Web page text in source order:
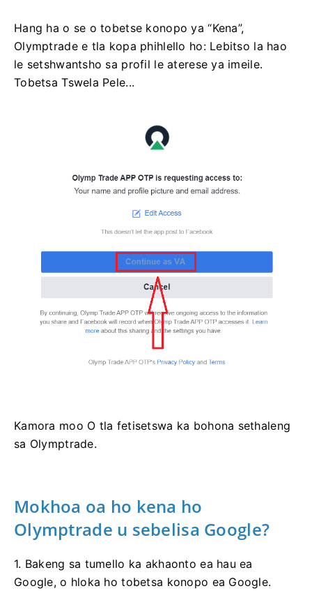
Hang ha o se o tobetse konopo ya “Kena”,
Olymptrade e tla kopa phihlello ho: Lebitso la hao
le setshwantsho sa profil le aterese ya imeile.
Tobetsa Tswela Pele...
Kamora moo O tla fetisetswa ka bohona sethaleng
sa Olymptrade.
Mokhoa oa ho kena ho
Olymptrade u sebelisa Google?
1. Bakeng sa tumello ka akhaonto ea hau ea
Google, o hloka ho tobetsa konopo ea Google.